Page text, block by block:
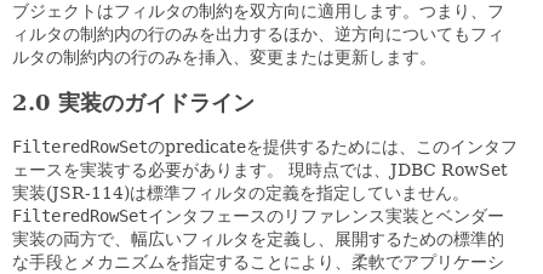
ブジェクトはフィルタの制約を双方向に適用します。つまり、フ
ィルタの制約内の行のみを出力するほか、逆方向についてもフィ
ルタの制約内の行のみを挿入、変更または更新します。
2.0 実装のガイドライン
FilteredRowSetのpredicateを提供するためには、このインタフ
ェースを実装する必要があります。
現時点では、JDBC RowSet
実装(JSR-114)は標準フィルタの定義を指定していません。
FilteredRowSetインタフェースのリファレンス実装とベンダー
実装の両方で、幅広いフィルタを定義し、展開するための標準的
な手段とメカニズムを指定することにより、柔軟でアプリケーシ